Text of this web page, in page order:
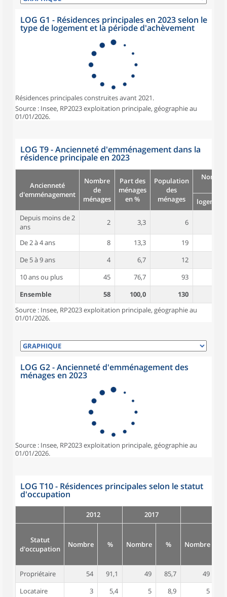
LOG G1 - Résidences principales en 2023 selon le
type de logement et la période d'achèvement
Résidences principales construites avant 2021.
Source : Insee, RP2023 exploitation principale, géographie au
01/01/2026.
LOG T9 - Ancienneté d'emménagement dans la
résidence principale en 2023
Ancienneté
d'emménagement
Nombre
de
ménages
Part des
ménages
en %
Population
des
ménages
logement
Depuis moins de 2
ans
2 3,3 6
De 2 à 4 ans 8 13,3 19
De 5 à 9 ans
4 6,7 12
10 ans ou plus
45 76,7 93
Ensemble
58 100,0 130
Source : Insee, RP2023 exploitation principale, géographie au
01/01/2026.
LOG G2 - Ancienneté d'emménagement des
ménages en 2023
Source : Insee, RP2023 exploitation principale, géographie au
01/01/2026.
LOG T10 - Résidences principales selon le statut
d'occupation
2012 2017
Statut
d'occupation
Nombre % Nombre % Nombre
Propriétaire 54 91,1 49 85,7 49
Locataire
3 5,4 5 8,9 5